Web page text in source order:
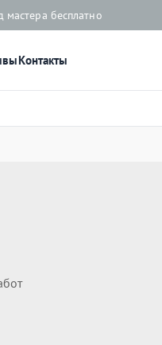
мастера бесплатно
Контакты